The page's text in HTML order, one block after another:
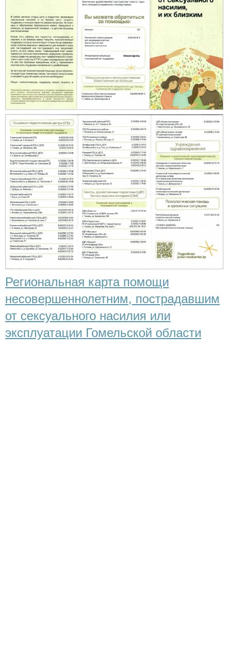
Региональная карта помощи
несовершеннолетним, пострадавшим
от сексуального насилия или
эксплуатации Гомельской области